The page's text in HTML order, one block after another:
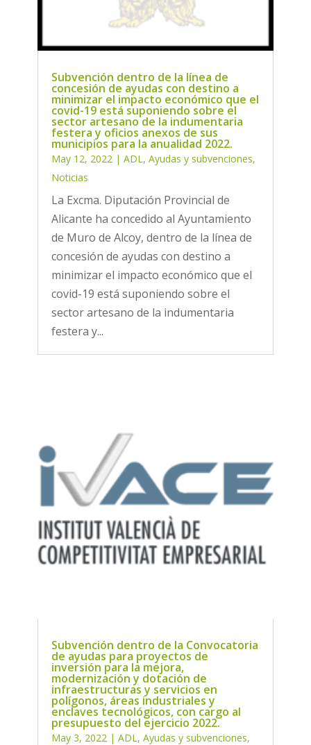
Subvención dentro de la línea de
concesión de ayudas con destino a
minimizar el impacto económico que el
covid-19 está suponiendo sobre el
sector artesano de la indumentaria
festera y oficios anexos de sus
municipios para la anualidad 2022.
May 12, 2022| ADL, Ayudas y subvenciones,
Noticias
La Excma. Diputación Provincial de
Alicante ha concedido al Ayuntamiento
de Muro de Alcoy, dentro de la línea de
concesión de ayudas con destino a
minimizar el impacto económico que el
covid-19 está suponiendo sobre el
sector artesano de la indumentaria
festera y...
Subvención dentro de la Convocatoria
de ayudas para proyectos de
inversión para la mejora,
modernización y dotación de
infraestructuras y servicios en
polígonos, áreas industriales y
enclaves tecnológicos, con cargo al
presupuesto del ejercicio 2022.
May 3, 2022| ADL, Ayudas y subvenciones,